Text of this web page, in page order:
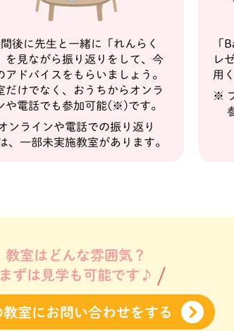
後に先生と一緒に「れんらく
を見ながら振り返りをして、今
アドバイスをもらいましょう。
だけでなく、おうちからオンラ
や電話でも参加可能(※)です。
ンラインや電話での振り返り
、一部未実施教室があります。
「
レ
用
教室はどんな雰囲気？
まずは見学も可能です♪
教室にお問い合わせをする